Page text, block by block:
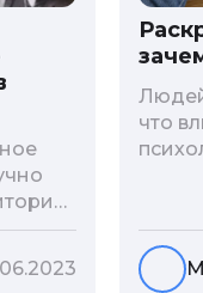
что
семи